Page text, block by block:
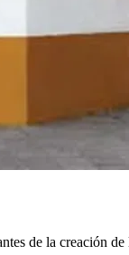
de la creación